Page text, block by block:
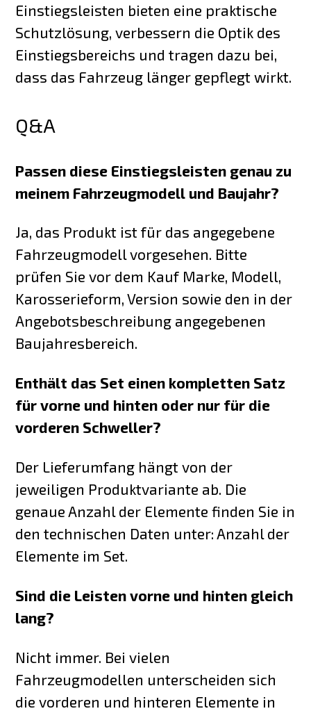
Einstiegsleisten bieten eine praktische
Schutzlösung, verbessern die Optik des
Einstiegsbereichs und tragen dazu bei,
dass das Fahrzeug länger gepflegt wirkt.
Q&A
Passen diese Einstiegsleisten genau zu
meinem Fahrzeugmodell und Baujahr?
Ja, das Produkt ist für das angegebene
Fahrzeugmodell vorgesehen. Bitte
prüfen Sie vor dem Kauf Marke, Modell,
Karosserieform, Version sowie den in der
Angebotsbeschreibung angegebenen
Baujahresbereich.
Enthält das Set einen kompletten Satz
für vorne und hinten oder nur für die
vorderen Schweller?
Der Lieferumfang hängt von der
jeweiligen Produktvariante ab. Die
genaue Anzahl der Elemente finden Sie in
den technischen Daten unter: Anzahl der
Elemente im Set.
Sind die Leisten vorne und hinten gleich
lang?
Nicht immer. Bei vielen
Fahrzeugmodellen unterscheiden sich
die vorderen und hinteren Elemente in